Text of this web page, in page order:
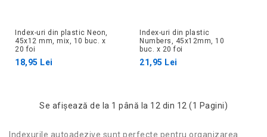
Index-uri din plastic Neon,
45x12 mm, mix, 10 buc. x
20 foi
18,95 Lei
Index-uri din plastic
Numbers, 45x12mm, 10
buc. x 20 foi
21,95 Lei
Se afişează de la 1 până la 12 din 12 (1 Pagini)
Indexurile autoadezive sunt perfecte pentru organizarea